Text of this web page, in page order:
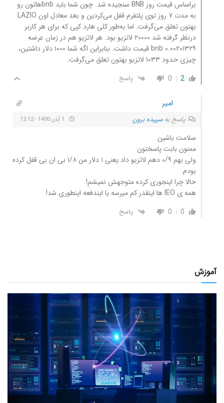
براساس قیمت روز BNB سنجیده شد. چون شما باید bnbهاتون رو
به مدت ۷ روز توی پلتفرم قفل می‌کردین و بعد معادل اون LAZIO
بهتون تعلق می‌گرفت. اما به‌طور کلی هارد کپی که برای هر کاربر
درنظر گرفته شد ۲۰۰۰۰ لاتزیو بود. هر لاتزیو هم در زمان عرضه
۰.۰۰۲۰۱۳۲۹ bnb قیمت داشت. بنابراین اگه شما ۱۰۰۰ دلار داشتین،
چیزی حدود ۱۰۳۳ لاتزیو بهتون تعلق می‌گرفت.
2
0 پاسخ
امیر
پاسخ بهسپیده برون
سلامت باشین
ممنون بابت پاسختون
ولی بهم ۰/۹ دهم لاتزیو داد یعنی ۱ دلار من ۱/۸ بی ان بی قفل کرده
بودم.
حالا چرا اینجوری کرده متوجهش نمیشم!
همه ی IEO ها اینقدر کم میرسه یا ایندفعه اینطوری شد!
0
0 پاسخ
آموزش